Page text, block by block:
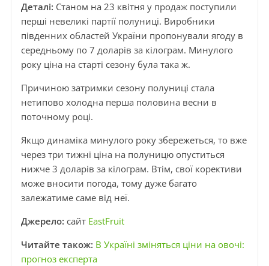
Деталі: Станом на 23 квітня у продаж поступили
перші невеликі партії полуниці. Виробники
південних областей України пропонували ягоду в
середньому по 7 доларів за кілограм. Минулого
року ціна на старті сезону була така ж.
Причиною затримки сезону полуниці стала
нетипово холодна перша половина весни в
поточному році.
Якщо динаміка минулого року збережеться, то вже
через три тижні ціна на полуницю опуститься
нижче 3 доларів за кілограм. Втім, свої корективи
може вносити погода, тому дуже багато
залежатиме саме від неї.
Джерело: сайт EastFruit
Читайте також: В Україні зміняться ціни на овочі:
прогноз експерта